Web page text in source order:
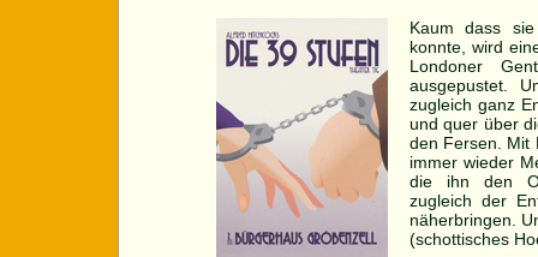
Kaum dass
konnte, wird
Londoner
ausgepustet.
zugleich ganz
und quer über
den Fersen. Mit
immer wieder
die ihn den
zugleich der
näherbringen.
(schottisches